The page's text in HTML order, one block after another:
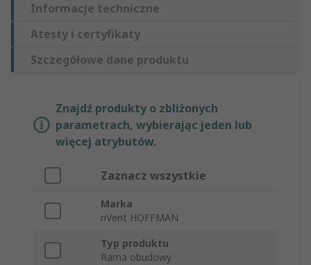
Informacje techniczne
Atesty i certyfikaty
Szczegółowe dane produktu
Znajdź produkty o zbliżonych
parametrach, wybierając jeden lub
więcej atrybutów.
Zaznacz wszystkie
Marka
nVent HOFFMAN
Typ produktu
Rama obudowy